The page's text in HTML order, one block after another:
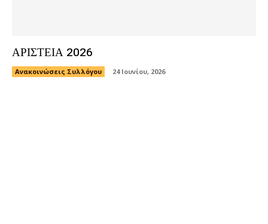
ΑΡΙΣΤΕΙΑ 2026
Ανακοινώσεις Συλλόγου 24 Ιουνίου, 2026